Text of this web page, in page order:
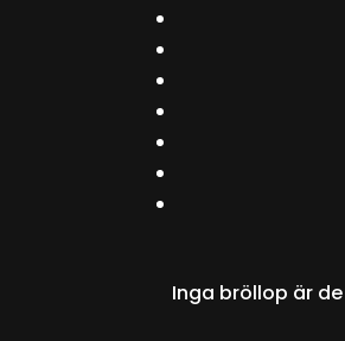
Inga bröllop är